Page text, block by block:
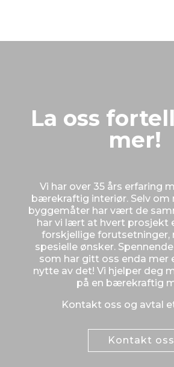
La oss
mer!
Vi har over 35 års erfaring
bærekraftig interiør. Selv om
byggemåter har vært de
har vi lært at hvert prosjekt
forskjellige forutsetninger,
spesielle ønsker.
som har gitt oss enda mer
nytte av det! Vi hjelper deg
på en bærekraftig
Kontakt oss og avtal
Kontakt oss